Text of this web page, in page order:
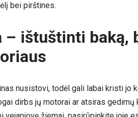
bei pirštines.
– ištuštinti baką,
nusistovi, todėl gali labai kristi jo
dirbs jų motorai ar atsiras